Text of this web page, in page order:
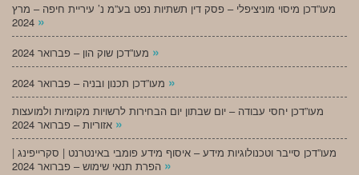
מעו”דכן מיסוי מוניציפלי – פסק דין תשתיות נפט בע”מ נ’ עיריית חיפה – מרץ
»
»
»
מעו”דכן יחסי עבודה – יום שבתון יום הבחירות לרשויות מקומיות ולמועצות
»
מעו”דכן סייבר וטכנולוגיות מידע – איסוף מידע פומבי באינטרנט | סקרייפינג |
»